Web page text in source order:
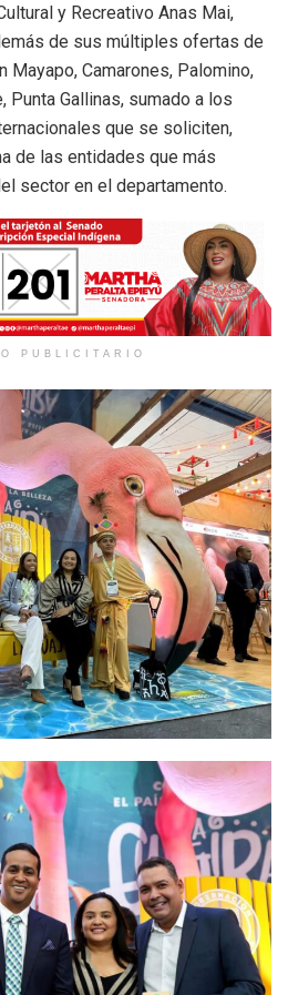
y Recreativo Anas Mai,
de sus múltiples ofertas de
Camarones, Palomino,
Punta Gallinas, sumado a los
que se soliciten,
de las entidades que más
sector en el departamento.
PUBLICITARIO